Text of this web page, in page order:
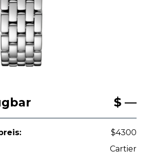
$ —
$4300
Cartier